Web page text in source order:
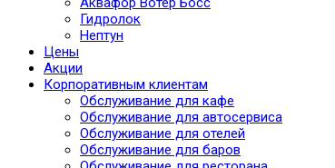
Гидролок
Нептун
Цены
Акции
Корпоративным клиентам
Обслуживание для кафе
Обслуживание для автосервиса
Обслуживание для отелей
Обслуживание для баров